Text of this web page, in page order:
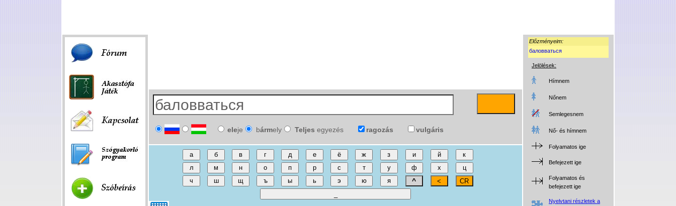
Előzményeim:
баловваться
Jelölések:
Hímnem
Nőnem
Semlegesnem
Nő- és hímnem
Folyamatos ige
Befejezett ige
Folyamatos és
befejezett ige
Nyelvtani részletek a
eleje bármely Teljes egyezés ragozás vulgáris